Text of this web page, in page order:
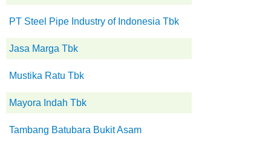
PT Steel Pipe Industry of Indonesia Tbk
Jasa Marga Tbk
Mustika Ratu Tbk
Mayora Indah Tbk
Tambang Batubara Bukit Asam